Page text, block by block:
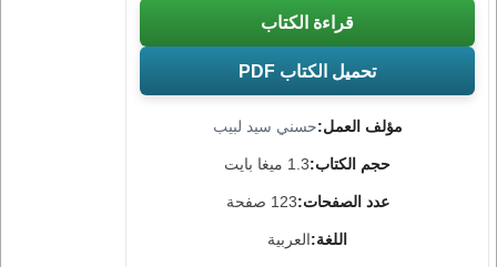
مؤلف العمل:حسني سيد لبيب
حجم الكتاب:1.3 ميغا بايت
عدد الصفحات:123 صفحة
اللغة:العربية
قراءة الكتاب
تحميل الكتاب PDF